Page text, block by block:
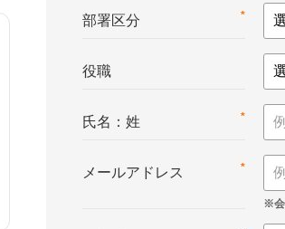
*
部署区分
役職
*
氏名：姓
*
メールアドレス